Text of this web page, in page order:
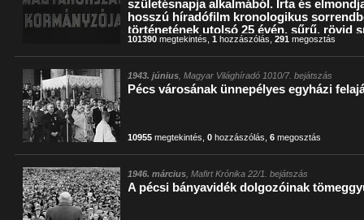
születésnapja alkalmából. Írta és
hosszú híradófilm kronologikus
történetének utolsó 25 évén, sűrű, rövid
és kommentátort egy szobában látjuk,
eredeti felvételen halljuk.)
101390 megtekintés ,1 hozzászólás ,291 megosztás
1943. június , Magyar Világhíradó 1010/7. bejátszás
Pécs városának ünnepélyes egyházi
10955 megtekintés ,0 hozzászólás ,6 megosztás
1946. március , Mafirt Krónika 22/1. bejátszás
A pécsi bányavidék dolgozóinak